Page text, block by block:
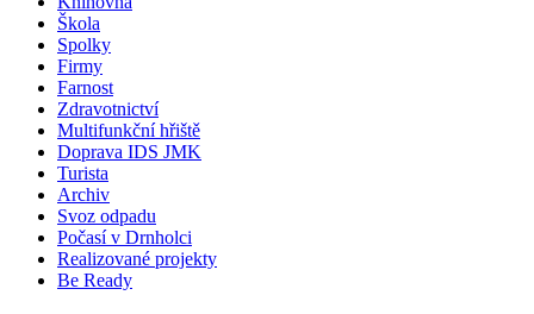
Škola
Spolky
Firmy
Farnost
Zdravotnictví
Multifunkční hřiště
Doprava IDS JMK
Turista
Archiv
Svoz odpadu
Počasí v Drnholci
Realizované projekty
Be Ready